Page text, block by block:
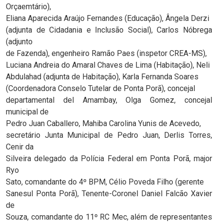
Orçaemtário),
Eliana Aparecida Araújo Fernandes (Educação), Ângela Derzi
(adjunta de Cidadania e Inclusão Social), Carlos Nóbrega
(adjunto
de Fazenda), engenheiro Ramão Paes (inspetor CREA-MS),
Luciana Andreia do Amaral Chaves de Lima (Habitação), Neli
Abdulahad (adjunta de Habitação), Karla Fernanda Soares
(Coordenadora Conselo Tutelar de Ponta Porã), concejal
departamental del Amambay, Olga Gomez, concejal
municipal de
Pedro Juan Caballero, Mahiba Carolina Yunis de Acevedo,
secretário Junta Municipal de Pedro Juan, Derlis Torres,
Cenir da
Silveira delegado da Polícia Federal em Ponta Porã, major
Ryo
Sato, comandante do 4º BPM, Célio Poveda Filho (gerente
Sanesul Ponta Porã), Tenente-Coronel Daniel Falcão Xavier
de
Souza, comandante do 11º RC Mec, além de representantes